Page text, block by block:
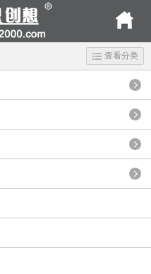
查看分类